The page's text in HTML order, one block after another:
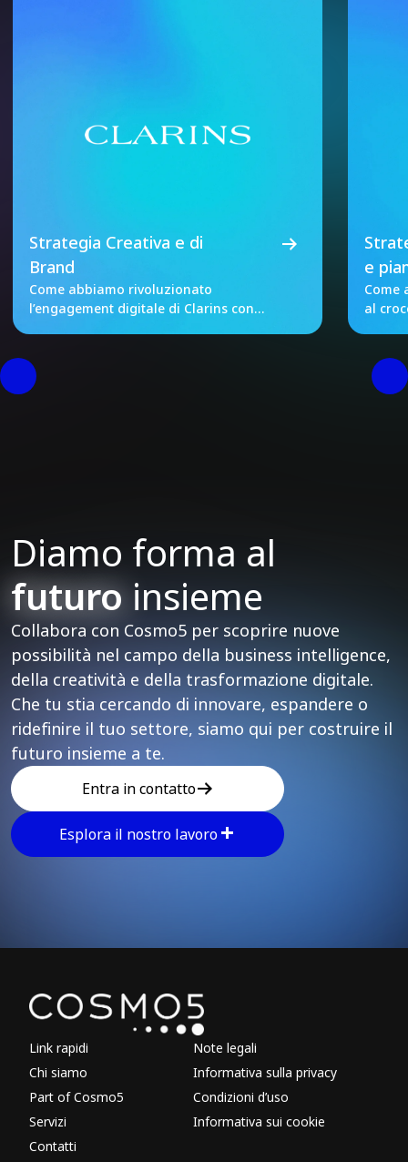
Strategia Creativa e di
Brand
Come abbiamo rivoluzionato
l’engagement digitale di Clarins con
e
Come
al
Diamo forma al
futuroinsieme
Collabora con Cosmo5 per scoprire nuove
possibilità nel campo della business intelligence,
della creatività e della trasformazione digitale.
Che tu stia cercando di innovare, espandere o
ridefinire il tuo settore, siamo qui per costruire il
futuro insieme a te.
Entra in contatto
Esplora il nostro lavoro
Explore other parts of
Link rapidi
Chi siamo
Part of Cosmo5
Servizi
Contatti
Note legali
Informativa sulla privacy
Condizioni d’uso
Informativa sui cookie